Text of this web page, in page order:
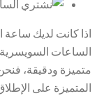
اذا كانت لديك ساعة
الساعات
متميزة ودقيقة،
المتميزة على